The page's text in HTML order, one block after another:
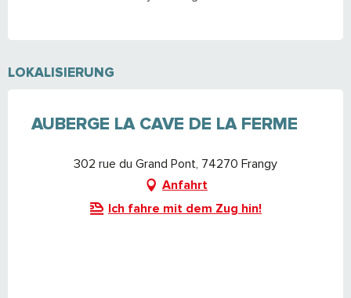
LOKALISIERUNG
AUBERGE LA CAVE DE LA FERME
302 rue du Grand Pont, 74270 Frangy
Anfahrt
Ich fahre mit dem Zug hin!